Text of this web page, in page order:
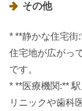
その他
* **静かな住宅街
住宅地が広がっ
です。
* **医療機関:**
リニックや歯科